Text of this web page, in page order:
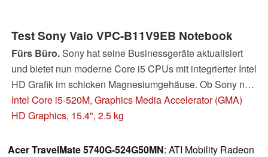
Test Sony Vaio VPC-B11V9EB Notebook
Fürs Büro.Sony hat seine Businessgeräte aktualisiert
und bietet nun moderne Core i5 CPUs mit integrierter Intel
HD Grafik im schicken Magnesiumgehäuse. Ob Sony nun
endlich Anschluss an die etablierte Konkurrenz finden
kann, haben wir uns ganz genau angesehen.
Intel Core i5-520M, Graphics Media Accelerator (GMA)
HD Graphics, 15.4", 2.5 kg
Acer TravelMate 5740G-524G50MN: ATI Mobility Radeon